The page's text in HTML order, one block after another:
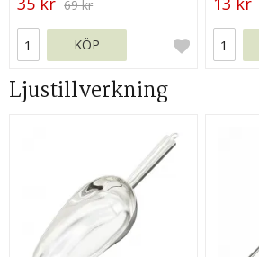
69 kr
KÖP
Ljustillverkning